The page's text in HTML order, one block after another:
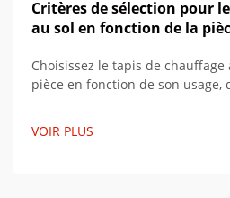
Critères de sélection pour
au sol en fonction de la
Choisissez le tapis de
pièce en fonction de son
maintenant nos conseils
VOIR PLUS